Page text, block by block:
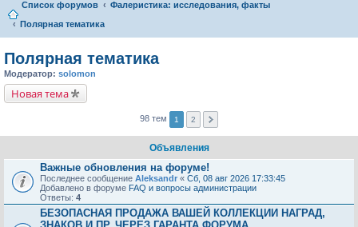
Список форумов
Фалеристика: исследования, факты
Полярная тематика
Полярная тематика
Модератор: solomon
Новая тема
98 тем 1 2
Объявления
Важные обновления на форуме!
Последнее сообщение Aleksandr « Сб, 08 авг 2026 17:33:45
Добавлено в форуме FAQ и вопросы администрации
Ответы: 4
БЕЗОПАСНАЯ ПРОДАЖА ВАШЕЙ КОЛЛЕКЦИИ НАГРАД,
ЗНАКОВ И ПР. ЧЕРЕЗ ГАРАНТА ФОРУМА